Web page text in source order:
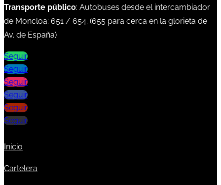
Transporte público: Autobuses desde el intercambiador
de Moncloa: 651 / 654. (655 para cerca en la glorieta de
Av. de España)
Seguir
Seguir
Seguir
Seguir
Seguir
Seguir
Inicio
Cartelera